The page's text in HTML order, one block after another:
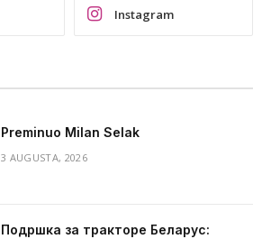
Instagram
Preminuo Milan Selak
3 AUGUSTA, 2026
Подршка за тракторе Беларус: